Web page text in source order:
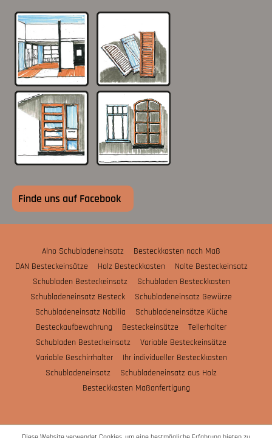
Finde uns auf Facebook
Alno Schubladeneinsatz
Besteckkasten nach Maß
DAN Besteckeinsätze
Holz Besteckkasten
Nolte Besteckeinsatz
Schubladen Besteckeinsatz
Schubladen Besteckkasten
Schubladeneinsatz Besteck
Schubladeneinsatz Gewürze
Schubladeneinsatz Nobilia
Schubladeneinsätze Küche
Besteckaufbewahrung
Besteckeinsätze
Tellerhalter
Schubladen Besteckeinsatz
Variable Besteckeinsätze
Variable Geschirrhalter
Ihr individueller Besteckkasten
Schubladeneinsatz
Schubladeneinsatz aus Holz
Besteckkasten Maßanfertigung